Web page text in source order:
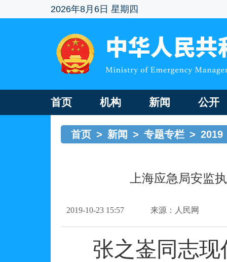
2026年8月6日 星期四
首页 机构 新闻 公开
首页 > 新闻 > 专题专栏 > 2019
上海应急局安监
2019-10-23 15:57 来源：人民网
张之崟同志